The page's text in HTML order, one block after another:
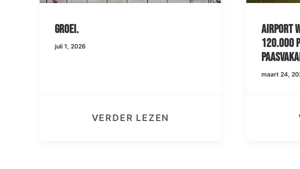
Groei.
juli 1, 2026
VERDER LEZEN
Airport
120.000
maart 24,